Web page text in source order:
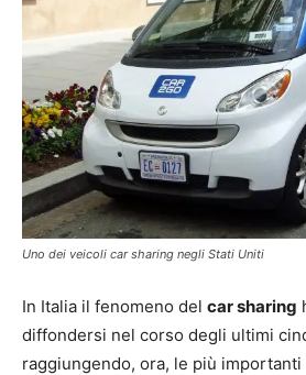
Uno dei veicoli car sharing negli Stati Uniti
In Italia il fenomeno del car sharing
diffondersi nel corso degli ultimi
raggiungendo, ora, le più importanti